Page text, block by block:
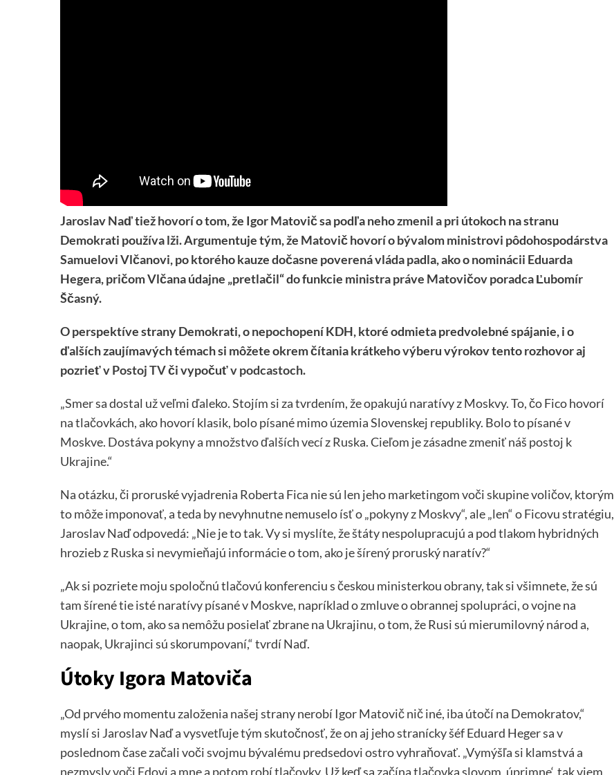
Jaroslav Naď tiež hovorí o tom, že Igor Matovič sa podľa neho zmenil a pri útokoch na stranu
Demokrati používa lži. Argumentuje tým, že Matovič hovorí o bývalom ministrovi pôdohospodárstva
Samuelovi Vlčanovi, po ktorého kauze dočasne poverená vláda padla, ako o nominácii Eduarda
Hegera, pričom Vlčana údajne „pretlačil“ do funkcie ministra práve Matovičov poradca Ľubomír
Ščasný.
O perspektíve strany Demokrati, o nepochopení KDH, ktoré odmieta predvolebné spájanie, i o
ďalších zaujímavých témach si môžete okrem čítania krátkeho výberu výrokov tento rozhovor aj
pozrieť vPostoj TVči vypočuťv podcastoch.
„Smer sa dostal už veľmi ďaleko. Stojím si za tvrdením, že opakujú naratívy z Moskvy. To, čo Fico hovorí
na tlačovkách, ako hovorí klasik, bolo písané mimo územia Slovenskej republiky. Bolo to písané v
Moskve. Dostáva pokyny a množstvo ďalších vecí z Ruska. Cieľom je zásadne zmeniť náš postoj k
Ukrajine.“
Na otázku, či proruské vyjadrenia Roberta Fica nie sú len jeho marketingom voči skupine voličov, ktorým
to môže imponovať, a teda by nevyhnutne nemuselo ísť o „pokyny z Moskvy“, ale „len“ o Ficovu stratégiu,
Jaroslav Naď odpovedá: „Nie je to tak. Vy si myslíte, že štáty nespolupracujú a pod tlakom hybridných
hrozieb z Ruska si nevymieňajú informácie o tom, ako je šírený proruský naratív?“
„Ak si pozriete moju spoločnú tlačovú konferenciu s českou ministerkou obrany, tak si všimnete, že sú
tam šírené tie isté naratívy písané v Moskve, napríklad o zmluve o obrannej spolupráci, o vojne na
Ukrajine, o tom, ako sa nemôžu posielať zbrane na Ukrajinu, o tom, že Rusi sú mierumilovný národ a,
naopak, Ukrajinci sú skorumpovaní,“ tvrdí Naď.
Útoky Igora Matoviča
„Od prvého momentu založenia našej strany nerobí Igor Matovič nič iné, iba útočí na Demokratov,“
myslí si Jaroslav Naď a vysvetľuje tým skutočnosť, že on aj jeho stranícky šéf Eduard Heger sa v
poslednom čase začali voči svojmu bývalému predsedovi ostro vyhraňovať. „Vymýšľa si klamstvá a
nezmysly voči Edovi a mne a potom robí tlačovky. Už keď sa začína tlačovka slovom ‚úprimne‘, tak viem,